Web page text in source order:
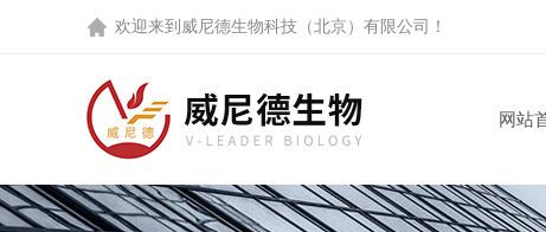
欢迎来到 威尼德生物科技（北京）有限公司 ！
网站